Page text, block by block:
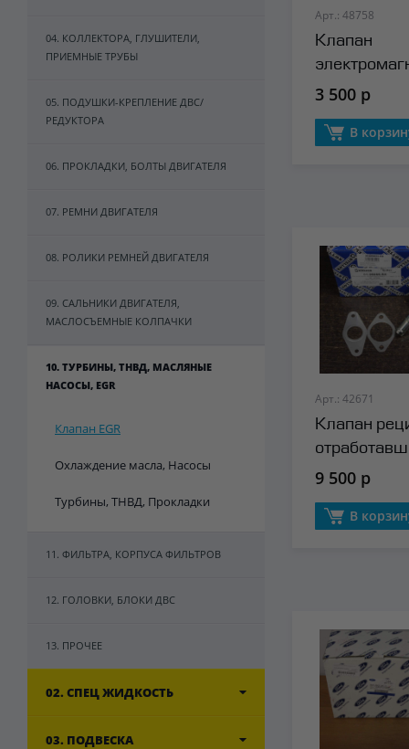
04. КОЛЛЕКТОРА, ГЛУШИТЕЛИ,
ПРИЕМНЫЕ ТРУБЫ
05. ПОДУШКИ-КРЕПЛЕНИЕ ДВС/
РЕДУКТОРА
06. ПРОКЛАДКИ, БОЛТЫ ДВИГАТЕЛЯ
07. РЕМНИ ДВИГАТЕЛЯ
08. РОЛИКИ РЕМНЕЙ ДВИГАТЕЛЯ
09. САЛЬНИКИ ДВИГАТЕЛЯ,
МАСЛОСЪЕМНЫЕ КОЛПАЧКИ
10. ТУРБИНЫ, ТНВД, МАСЛЯНЫЕ
НАСОСЫ, EGR
Клапан EGR
Охлаждение масла, Насосы
Турбины, ТНВД, Прокладки
11. ФИЛЬТРА, КОРПУСА ФИЛЬТРОВ
12. ГОЛОВКИ, БЛОКИ ДВС
13. ПРОЧЕЕ
02. СПЕЦ ЖИДКОСТЬ
03. ПОДВЕСКА
Арт.: 48758
Клапан
системы
3 500 р
В
Арт.: 42671
Клапан
(EGR)
9 500 р
В